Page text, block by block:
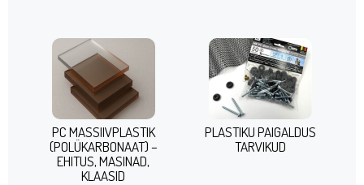
PC MASSIIVPLASTIK
(POLÜKARBONAAT) –
EHITUS, MASINAD,
KLAASID
PLASTIKU PAIGALDUS
TARVIKUD